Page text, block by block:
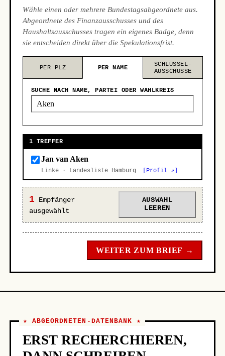
Wähle einen oder mehrere Bundestagsabgeordnete aus.
Abgeordnete des Finanzausschusses und des
Haushaltsausschusses tragen ein eigenes Badge, denn
sie entscheiden direkt über die Spekulationsfrist.
PER PLZ PER NAME
SCHLÜSSEL-
AUSSCHÜSSE
SUCHE NACH NAME, PARTEI ODER WAHLKREIS
1 TREFFER
Jan van Aken
Linke · Landesliste Hamburg [Profil ↗]
1 Empfänger
ausgewählt
AUSWAHL
LEEREN
WEITER ZUM BRIEF →
★ ABGEORDNETEN-DATENBANK ★
ERST RECHERCHIEREN,